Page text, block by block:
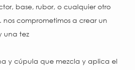
base, rubor, o cualquier otro
nos comprometimos a crear un
una tez
y cúpula que mezcla y aplica el